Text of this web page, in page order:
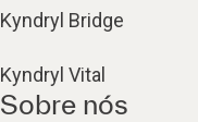
Kyndryl Bridge
Kyndryl Vital
Sobre nós